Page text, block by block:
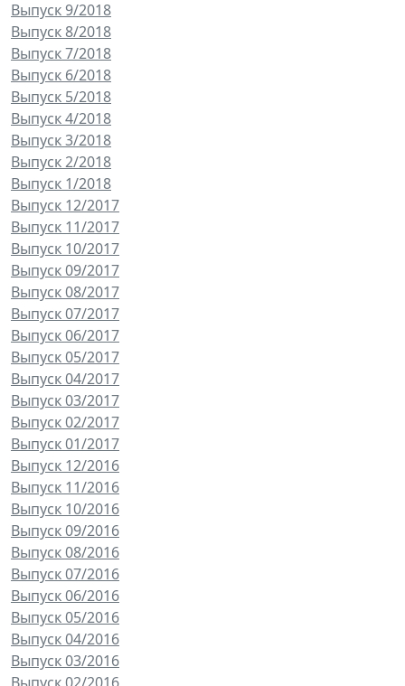
Выпуск 9/2018
Выпуск 8/2018
Выпуск 7/2018
Выпуск 6/2018
Выпуск 5/2018
Выпуск 4/2018
Выпуск 3/2018
Выпуск 2/2018
Выпуск 1/2018
Выпуск 12/2017
Выпуск 11/2017
Выпуск 10/2017
Выпуск 09/2017
Выпуск 08/2017
Выпуск 07/2017
Выпуск 06/2017
Выпуск 05/2017
Выпуск 04/2017
Выпуск 03/2017
Выпуск 02/2017
Выпуск 01/2017
Выпуск 12/2016
Выпуск 11/2016
Выпуск 10/2016
Выпуск 09/2016
Выпуск 08/2016
Выпуск 07/2016
Выпуск 06/2016
Выпуск 05/2016
Выпуск 04/2016
Выпуск 03/2016